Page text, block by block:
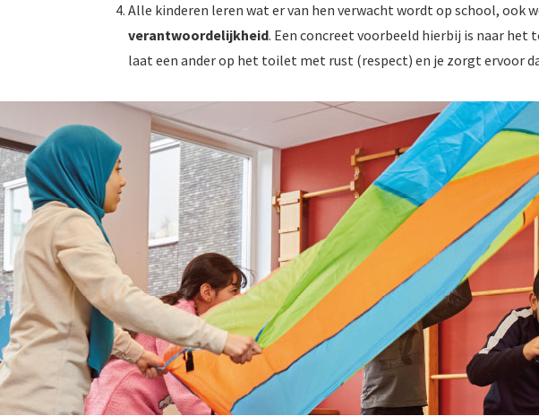
Alle kinderen leren wat er van hen verwacht wordt op school, ook
verantwoordelijkheid. Een concreet voorbeeld hierbij is naar het
laat een ander op het toilet met rust (respect) en je zorgt ervoor